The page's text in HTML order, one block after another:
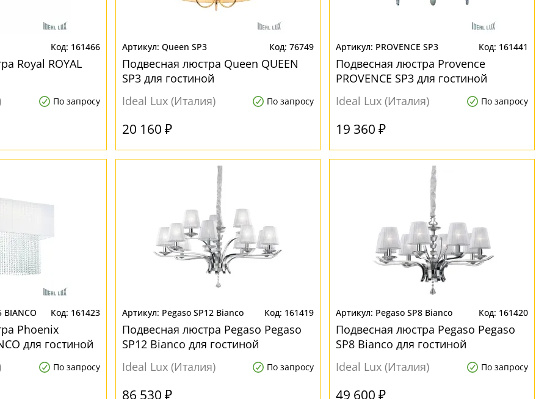
161466
Royal ROYAL
По запросу
Queen SP3 76749
Подвесная люстра Queen QUEEN
SP3 для гостиной
Ideal Lux (Италия)
По запросу
20 160 ₽
PROVENCE SP3 161441
Подвесная люстра Provence
PROVENCE SP3 для гостиной
Ideal Lux (Италия)
По запросу
19 360 ₽
BIANCO 161423
Phoenix
для гостиной
По запросу
Pegaso SP12 Bianco 161419
Подвесная люстра Pegaso Pegaso
SP12 Bianco для гостиной
Ideal Lux (Италия)
По запросу
86 530 ₽
Pegaso SP8 Bianco 161420
Подвесная люстра Pegaso Pegaso
SP8 Bianco для гостиной
Ideal Lux (Италия)
По запросу
49 600 ₽